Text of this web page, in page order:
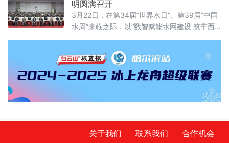
明圆满召开
3月22日，在第34届“世界水日”、第39届“中国
水周”来临之际，以“数智赋能水网建设 筑牢西
业学术交流会在云南昆明圆满召开。云南省水
利厅党组书记、厅长胡朝碧，省科学技术协会
副主席袁晓瑭，中国水利学会副理事长段虹出
席会议并致辞，省水利厅党组成员、副厅长霍
关于我们 联系我们
合作机会